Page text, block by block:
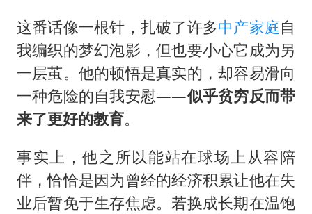
这番话像一根针，扎破了许多中产家庭自
我编织的梦幻泡影，但也要小心它成为另
一层茧。他的顿悟是真实的，却容易滑向
一种危险的自我安慰——似乎贫穷反而带
来了更好的教育。
事实上，他之所以能站在球场上从容陪
伴，恰恰是因为曾经的经济积累让他在失
业后暂免于生存焦虑。若换成长期在温饱